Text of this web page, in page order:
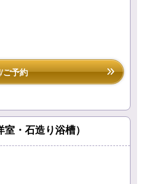
ご予約
・石造り浴槽）